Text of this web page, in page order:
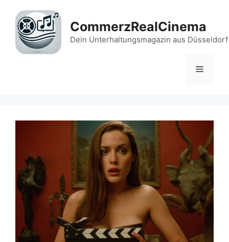
Inhalt
springen
CommerzRealCinema
Dein Unterhaltungsmagazin aus Düsseldorf
Menü